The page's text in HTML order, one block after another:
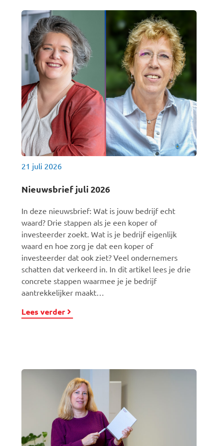
21 juli 2026
Nieuwsbrief juli 2026
In deze nieuwsbrief: Wat is jouw bedrijf echt
waard? Drie stappen als je een koper of
investeerder zoekt. Wat is je bedrijf eigenlijk
waard en hoe zorg je dat een koper of
investeerder dat ook ziet? Veel ondernemers
schatten dat verkeerd in. In dit artikel lees je drie
concrete stappen waarmee je je bedrijf
aantrekkelijker maakt…
Lees verder